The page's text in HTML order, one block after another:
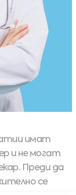
имат
и не могат
Преди да
се